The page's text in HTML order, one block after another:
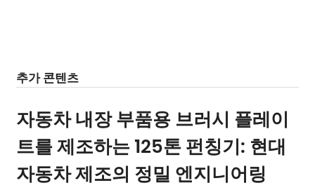
추가 콘텐츠
자동차 내장 부품용 브러시 플레이
트를 제조하는 125톤 펀칭기: 현대
자동차 제조의 정밀 엔지니어링